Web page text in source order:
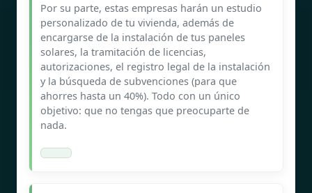
Por su parte, estas empresas harán un estudio
personalizado de tu vivienda, además de
encargarse de la instalación de tus paneles
solares, la tramitación de licencias,
autorizaciones, el registro legal de la instalación
y la búsqueda de subvenciones (para que
ahorres hasta un 40%). Todo con un único
objetivo: que no tengas que preocuparte de
nada.